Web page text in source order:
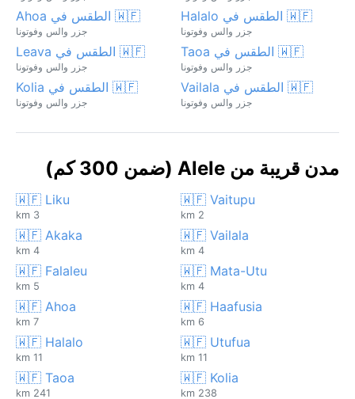
🇼🇫 الطقس في Halalo
جزر والس وفوتونا
🇼🇫 الطقس في Ahoa
جزر والس وفوتونا
🇼🇫 الطقس في Taoa
جزر والس وفوتونا
🇼🇫 الطقس في Leava
جزر والس وفوتونا
🇼🇫 الطقس في Vailala
جزر والس وفوتونا
🇼🇫 الطقس في Kolia
جزر والس وفوتونا
مدن قريبة من Alele (ضمن 300 كم)
🇼🇫 Vaitupu
2 km
🇼🇫 Liku
3 km
🇼🇫 Vailala
4 km
🇼🇫 Akaka
4 km
🇼🇫 Mata-Utu
4 km
🇼🇫 Falaleu
5 km
🇼🇫 Haafusia
6 km
🇼🇫 Ahoa
7 km
🇼🇫 Utufua
11 km
🇼🇫 Halalo
11 km
🇼🇫 Kolia
238 km
🇼🇫 Taoa
241 km